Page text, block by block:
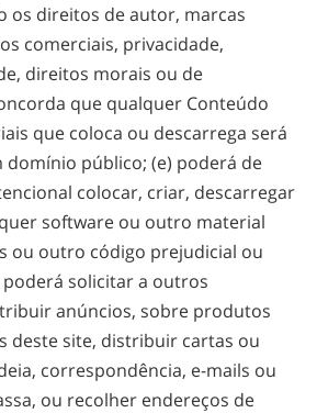
os direitos de autor, marcas
comerciais, privacidade,
direitos morais ou de
que qualquer Conteúdo
que coloca ou descarrega será
domínio público; (e) poderá de
colocar, criar, descarregar
software ou outro material
ou outro código prejudicial ou
solicitar a outros
anúncios, sobre produtos
deste site, distribuir cartas ou
correspondência, e-mails ou
ou recolher endereços de